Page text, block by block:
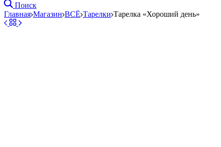
Поиск
Главная Магазин ВСЁ Тарелки Тарелка «Хороший день»